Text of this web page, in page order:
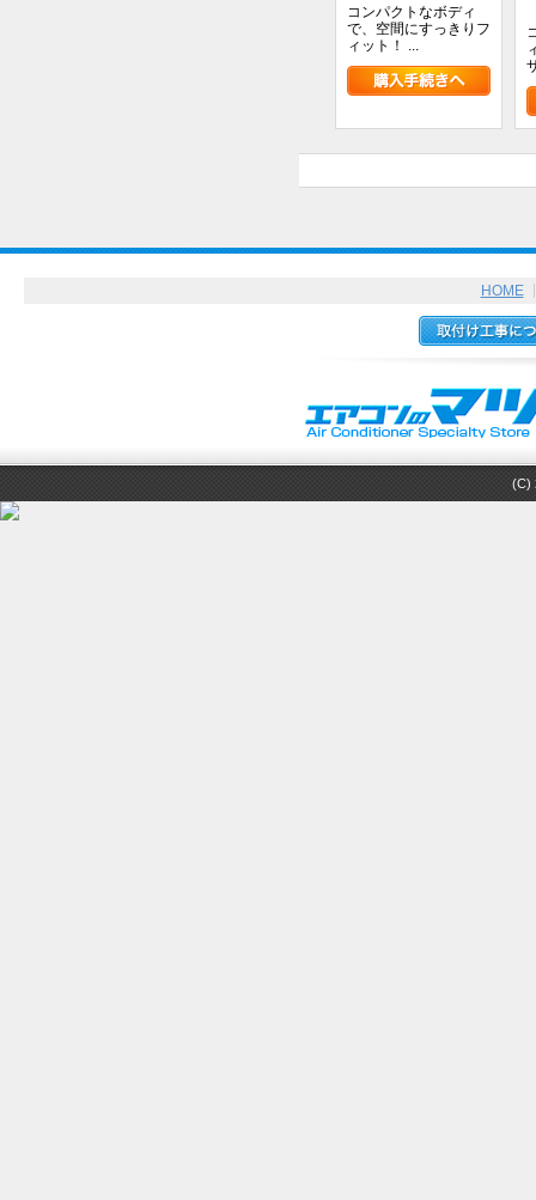
コンパクトなボディ
で、空間にすっきりフ
ィット！ ...
HOME
(C)